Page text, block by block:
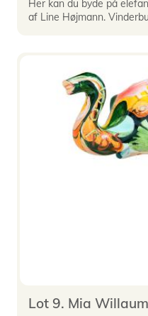
Her kan du byde på
af Line Højmann.
Lot 9. Mia